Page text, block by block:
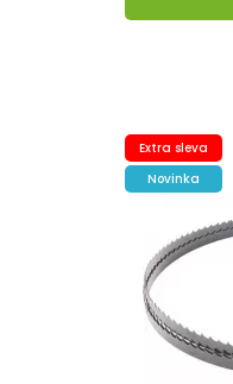
Extra sleva
Novinka